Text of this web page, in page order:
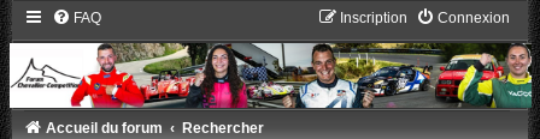
FAQ Connexion
Inscription
Accueil du forum Rechercher